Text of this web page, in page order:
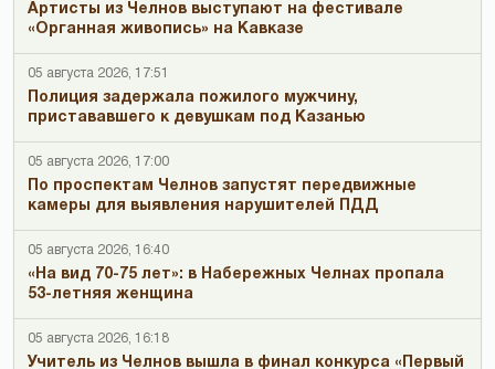
Артисты из Челнов выступают на фестивале
«Органная живопись» на Кавказе
05 августа 2026, 17:51
Полиция задержала пожилого мужчину,
пристававшего к девушкам под Казанью
05 августа 2026, 17:00
По проспектам Челнов запустят передвижные
камеры для выявления нарушителей ПДД
05 августа 2026, 16:40
«На вид 70-75 лет»: в Набережных Челнах пропала
53-летняя женщина
05 августа 2026, 16:18
Учитель из Челнов вышла в финал конкурса «Первый